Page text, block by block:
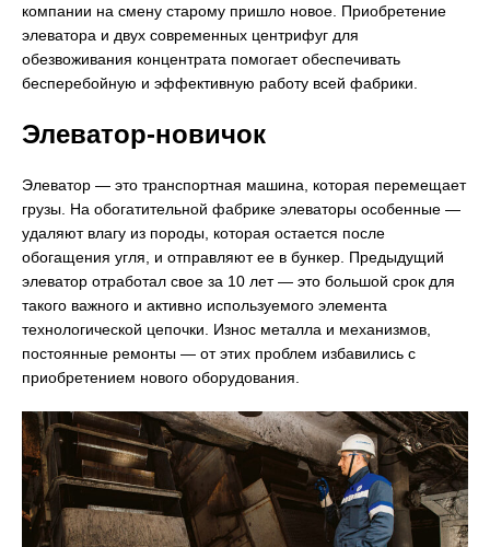
компании на смену старому пришло новое. Приобретение
элеватора и двух современных центрифуг для
обезвоживания концентрата помогает обеспечивать
бесперебойную и эффективную работу всей фабрики.
Элеватор-новичок
Элеватор — это транспортная машина, которая перемещает
грузы. На обогатительной фабрике элеваторы особенные —
удаляют влагу из породы, которая остается после
обогащения угля, и отправляют ее в бункер. Предыдущий
элеватор отработал свое за 10 лет — это большой срок для
такого важного и активно используемого элемента
технологической цепочки. Износ металла и механизмов,
постоянные ремонты — от этих проблем избавились с
приобретением нового оборудования.